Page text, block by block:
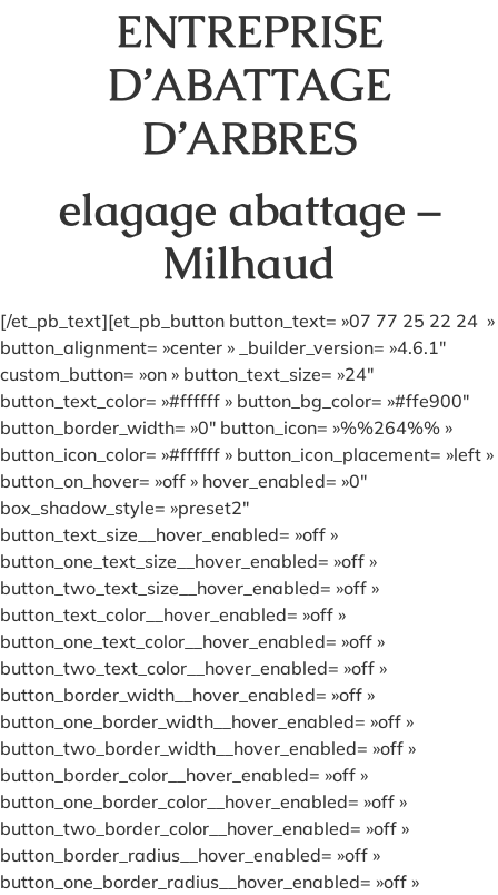
ENTREPRISE
D’ABATTAGE
D’ARBRES
elagage abattage –
Milhaud
[/et_pb_text][et_pb_button button_text= »07 77 25 22 24 »
button_alignment= »center » _builder_version= »4.6.1″
custom_button= »on » button_text_size= »24″
button_text_color= »#ffffff » button_bg_color= »#ffe900″
button_border_width= »0″ button_icon= »%%264%% »
button_icon_color= »#ffffff » button_icon_placement= »left »
button_on_hover= »off » hover_enabled= »0″
box_shadow_style= »preset2″
button_text_size__hover_enabled= »off »
button_one_text_size__hover_enabled= »off »
button_two_text_size__hover_enabled= »off »
button_text_color__hover_enabled= »off »
button_one_text_color__hover_enabled= »off »
button_two_text_color__hover_enabled= »off »
button_border_width__hover_enabled= »off »
button_one_border_width__hover_enabled= »off »
button_two_border_width__hover_enabled= »off »
button_border_color__hover_enabled= »off »
button_one_border_color__hover_enabled= »off »
button_two_border_color__hover_enabled= »off »
button_border_radius__hover_enabled= »off »
button_one_border_radius__hover_enabled= »off »